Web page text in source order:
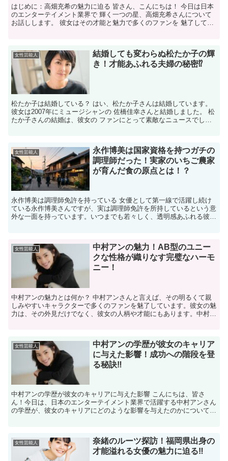
はじめに：高畑充希の魅力に迫る 皆さん、こんにちは！ 今日は日本
のエンターテイメント業界で 輝く一つの星、高畑充希さんについて
お話しします。 彼女はその才能と魅力で多くのファンを 魅了してい
女性芸能人
結婚しても変わらぬ松たか子の輝
き！才能あふれる夫婦の秘密⁉
松たか子は結婚している？ はい、松たか子さんは結婚しています。
彼女は2007年にミュージシャンの 佐橋佳幸さんと結婚しました。 松
たか子さんの結婚は、彼女の ファンにとって素敵なニュースでし
女性芸能人
永作博美は国家資格を持つガチの
調理師だった！実家のいちご農家
が育んだ食の原点とは！？
永作博美は調理師免許を持っている 女優として第一線で活躍し続け
ている永作博美さんですが、実は調理師免許を所持しているという意
外な一面を持っています。いつまでも若々しく、透明感あふれる彼女
女性芸能人
中村アンの魅力！AB型のユニー
クな性格が織りなす完璧なハーモ
ニー！
中村アンの魅力とは何か？ 中村アンさんと言えば、その明るくて親
しみやすいキャラクターで多くのファンを魅了しています。彼女の魅
力は、その外見だけでなく、彼女の人柄や才能にもあります。中村ア
女性芸能人
中村アンの学歴が彼女のキャリア
に与えた影響！成功への階段を登
る秘訣‼
中村アンの学歴が彼女のキャリアに与えた影響 こんにちは、皆さ
ん！今日は、日本のエンターテイメント業界で活躍する中村アンさん
の学歴が、彼女のキャリアにどのような影響を与えたのかについてお
女性芸能人
奈緒のルーツ探訪！福岡県出身の
才能溢れる女優の魅力に迫る‼